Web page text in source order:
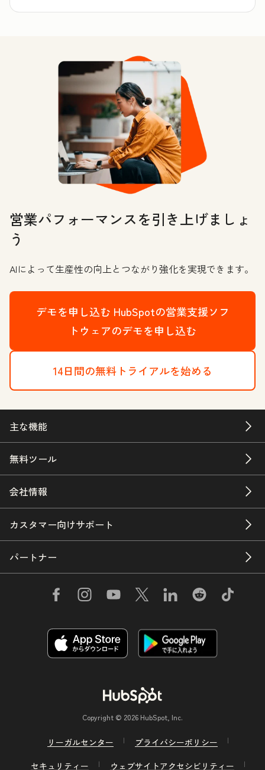
営業パフォーマンスを引き上げましょ
う
AIによって生産性の向上とつながり強化を実現できます。
デモを申し込む HubSpotの営業支援ソフ
トウェアのデモを申し込む
14日間の無料トライアルを始める
主な機能
無料ツール
会社情報
カスタマー向けサポート
パートナー
Copyright © 2026 HubSpot, Inc.
リーガルセンター
プライバシーポリシー
セキュリティー
ウェブサイトアクセシビリティー